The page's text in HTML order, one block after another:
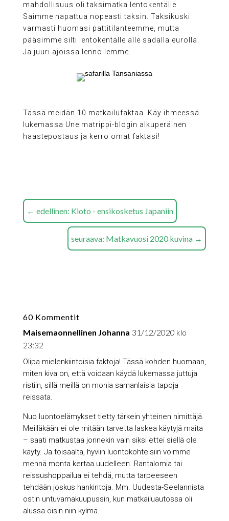
mahdollisuus oli taksimatka lentokentälle.
Saimme napattua nopeasti taksin. Taksikuski
varmasti huomasi pattitilanteemme, mutta
pääsimme silti lentokentälle alle sadalla eurolla.
Ja juuri ajoissa lennollemme.
Tässä meidän 10 matkailufaktaa. Käy ihmeessä
lukemassa Unelmatrippi-blogin alkuperäinen
haastepostaus ja kerro omat faktasi!
← edellinen: Kioto - ensikosketus Japaniin
seuraava: Matkavuosi 2020 kuvina →
60 Kommentit
Maisemaonnellinen Johanna 31/12/2020 klo
23:32
Olipa mielenkiintoisia faktoja! Tässä kohden huomaan,
miten kiva on, että voidaan käydä lukemassa juttuja
ristiin, sillä meillä on monia samanlaisia tapoja
reissata.
Nuo luontoelämykset tietty tärkein yhteinen nimittäjä.
Meilläkään ei ole mitään tarvetta laskea käytyjä maita
– saati matkustaa jonnekin vain siksi ettei siellä ole
käyty. Ja toisaalta, hyviin luontokohteisiin voimme
mennä monta kertaa uudelleen. Rantalomia tai
reissushoppailua ei tehdä, mutta tarpeeseen
tehdään joskus hankintoja. Mm. Uudesta-Seelannista
ostin untuvamakuupussin, kun matkailuautossa oli
alussa öisin niin kylmä.